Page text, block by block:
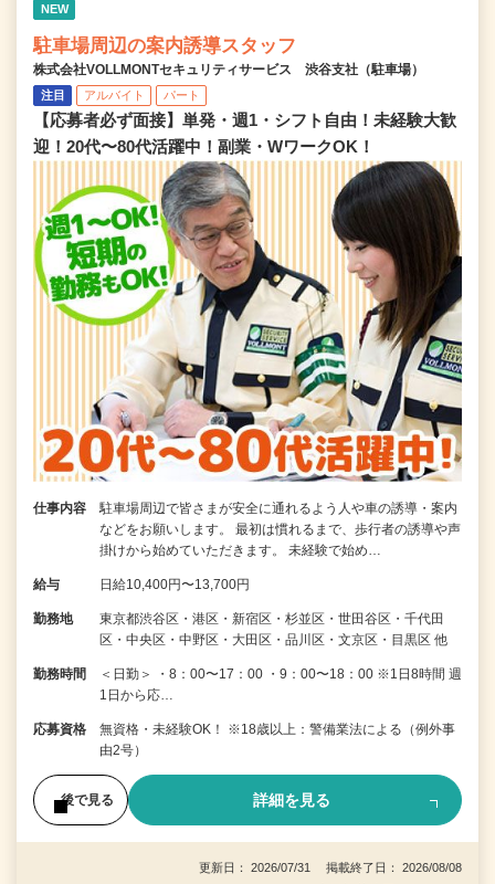
NEW
駐車場周辺の案内誘導スタッフ
株式会社VOLLMONTセキュリティサービス 渋谷支社（駐車場）
注目 アルバイト パート
【応募者必ず面接】単発・週1・シフト自由！未経験大歓
迎！20代〜80代活躍中！副業・WワークOK！
仕事内容
駐車場周辺で皆さまが安全に通れるよう人や車の誘導・案内
などをお願いします。 最初は慣れるまで、歩行者の誘導や声
掛けから始めていただきます。 未経験で始め…
給与 日給10,400円〜13,700円
勤務地
東京都渋谷区・港区・新宿区・杉並区・世田谷区・千代田
区・中央区・中野区・大田区・品川区・文京区・目黒区 他
勤務時間
＜日勤＞ ・8：00〜17：00 ・9：00〜18：00 ※1日8時間 週
1日から応…
応募資格
無資格・未経験OK！ ※18歳以上：警備業法による（例外事
由2号）
後で見る 詳細を見る
更新日： 2026/07/31 掲載終了日： 2026/08/08